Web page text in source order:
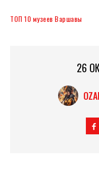
ТОП 10 музеев Варшавы
26